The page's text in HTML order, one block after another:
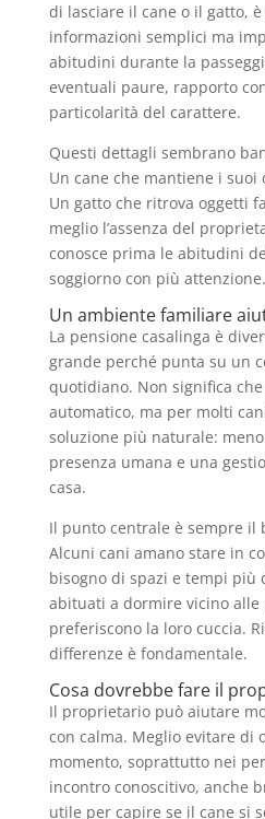
di lasciare il cane o il gatto,
informazioni semplici ma
abitudini durante la
eventuali paure, rapporto
particolarità del carattere.
Questi dettagli sembrano
Un cane che mantiene i
Un gatto che ritrova oggetti
meglio l’assenza del
conosce prima le abitudini
soggiorno con più attenzione.
Un ambiente familiare
La pensione casalinga è
grande perché punta su un
quotidiano. Non significa
automatico, ma per molti
soluzione più naturale:
presenza umana e una
casa.
Il punto centrale è sempre il
Alcuni cani amano stare in
bisogno di spazi e tempi più
abituati a dormire vicino alle
preferiscono la loro cuccia.
differenze è fondamentale.
Cosa dovrebbe fare il
Il proprietario può aiutare
con calma. Meglio evitare di
momento, soprattutto nei
incontro conoscitivo, anche
utile per capire se il cane si